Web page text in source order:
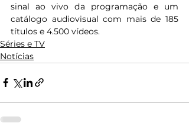
sinal ao vivo da programação e um
catálogo audiovisual com mais de 185
títulos e 4.500 vídeos.
Séries e TV
Notícias